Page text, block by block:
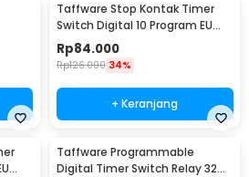
Taffware Stop Kontak Timer
Switch Digital 10 Program EU
Plug 16A 230V - KWE-TM02-EU
Rp84.000
Rp126.000 34%
+ Keranjang
Taffware Programmable
Digital Timer Switch Relay 32